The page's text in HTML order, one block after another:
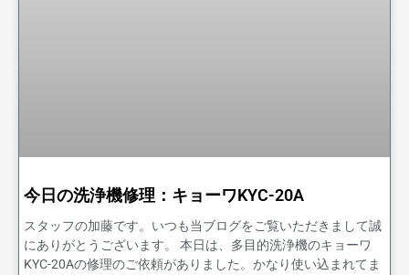
今日の洗浄機修理：キョーワKYC-20A
スタッフの加藤です。いつも当ブログをご覧いただきまして誠
にありがとうございます。 本日は、多目的洗浄機のキョーワ
KYC-20Aの修理のご依頼がありました。かなり使い込まれてま